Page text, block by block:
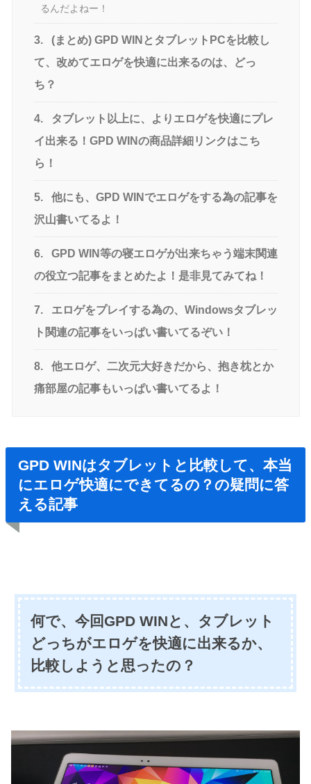
るんだよねー！
3.
(まとめ) GPD WINとタブレットPCを比較し
て、改めてエロゲを快適に出来るのは、どっ
ち？
4.
タブレット以上に、よりエロゲを快適にプレ
イ出来る！GPD WINの商品詳細リンクはこち
ら！
5.
他にも、GPD WINでエロゲをする為の記事を
沢山書いてるよ！
6.
GPD WIN等の寝エロゲが出来ちゃう端末関連
の役立つ記事をまとめたよ！是非見てみてね！
7.
エロゲをプレイする為の、Windowsタブレッ
ト関連の記事をいっぱい書いてるぞい！
8.
他エロゲ、二次元大好きだから、抱き枕とか
痛部屋の記事もいっぱい書いてるよ！
GPD WINはタブレットと比較して、本当
にエロゲ快適にできてるの？の疑問に答
える記事
何で、今回GPD WINと、タブレット
どっちがエロゲを快適に出来るか、
比較しようと思ったの？